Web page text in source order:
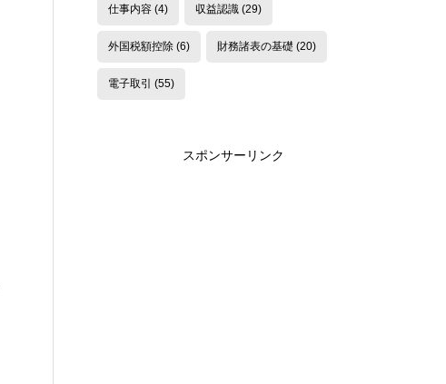
仕事内容(4) 収益認識(29)
外国税額控除(6) 財務諸表の基礎 (20)
電子取引 (55)
スポンサーリンク